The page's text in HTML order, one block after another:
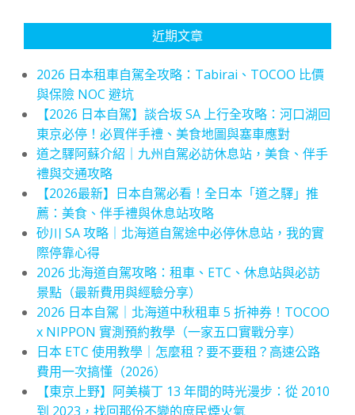
近期文章
2026 日本租車自駕全攻略：Tabirai、TOCOO 比價
與保險 NOC 避坑
【2026 日本自駕】談合坂 SA 上行全攻略：河口湖回
東京必停！必買伴手禮、美食地圖與塞車應對
道之驛阿蘇介紹｜九州自駕必訪休息站，美食、伴手
禮與交通攻略
【2026最新】日本自駕必看！全日本「道之驛」推
薦：美食、伴手禮與休息站攻略
砂川 SA 攻略｜北海道自駕途中必停休息站，我的實
際停靠心得
2026 北海道自駕攻略：租車、ETC、休息站與必訪
景點（最新費用與經驗分享）
2026 日本自駕｜北海道中秋租車 5 折神券！TOCOO
x NIPPON 實測預約教學（一家五口實戰分享）
日本 ETC 使用教學｜怎麼租？要不要租？高速公路
費用一次搞懂（2026）
【東京上野】阿美橫丁 13 年間的時光漫步：從 2010
到 2023，找回那份不變的庶民煙火氣